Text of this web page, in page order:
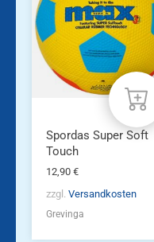
Spordas Super Soft
Touch
12,90 €
zzgl. Versandkosten
Grevinga